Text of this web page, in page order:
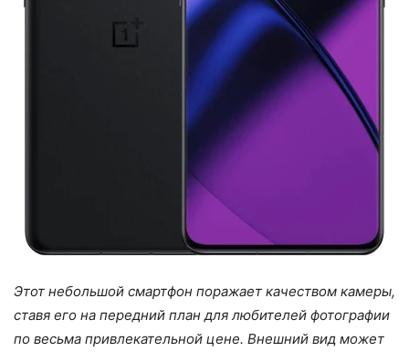
Этот небольшой смартфон поражает качеством камеры,
ставя его на передний план для любителей фотографии
по весьма привлекательной цене. Внешний вид может